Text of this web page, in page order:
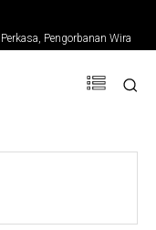
Pengorbanan Wira